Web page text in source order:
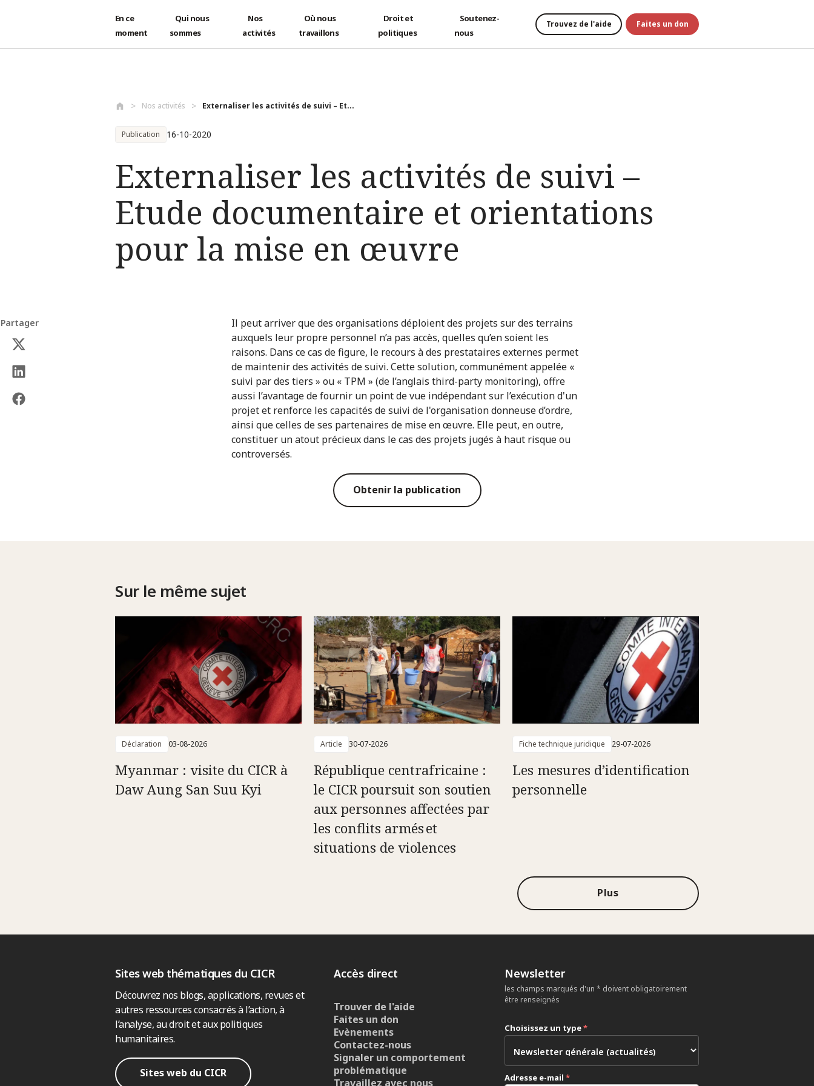
En ce
moment
Qui nous
sommes
Nos
activités
Où nous
travaillons
Droit et
politiques
Soutenez-
nous
Trouvez de l'aide Faites un don
Nos activités Externaliser les activités de suivi – Et...
Publication 16-10-2020
Externaliser les activités de suivi –
Etude documentaire et orientations
pour la mise en œuvre
Partager
Il peut arriver que des organisations déploient des projets sur des terrains
auxquels leur propre personnel n’a pas accès, quelles qu’en soient les
raisons. Dans ce cas de figure, le recours à des prestataires externes permet
de maintenir des activités de suivi. Cette solution, communément appelée «
suivi par des tiers » ou « TPM » (de l’anglais third-party monitoring), offre
aussi l’avantage de fournir un point de vue indépendant sur l’exécution d'un
projet et renforce les capacités de suivi de l'organisation donneuse d’ordre,
ainsi que celles de ses partenaires de mise en œuvre. Elle peut, en outre,
constituer un atout précieux dans le cas des projets jugés à haut risque ou
controversés.
Obtenir la publication
Sur le même sujet
Déclaration 03-08-2026
Myanmar : visite du CICR à
Daw Aung San Suu Kyi
Article 30-07-2026
République centrafricaine :
le CICR poursuit son soutien
aux personnes affectées par
les conflits armés et
situations de violences
Fiche technique juridique 29-07-2026
Les mesures d’identification
personnelle
Plus
Sites web thématiques du CICR
Découvrez nos blogs, applications, revues et
autres ressources consacrés à l’action, à
l’analyse, au droit et aux politiques
humanitaires.
Sites web du CICR
Accès direct
Trouver de l'aide
Faites un don
Evènements
Contactez-nous
Signaler un comportement
problématique
Travaillez avec nous
Newsletter
les champs marqués d'un * doivent obligatoirement
être renseignés
Choisissez un type*
Adresse e-mail *